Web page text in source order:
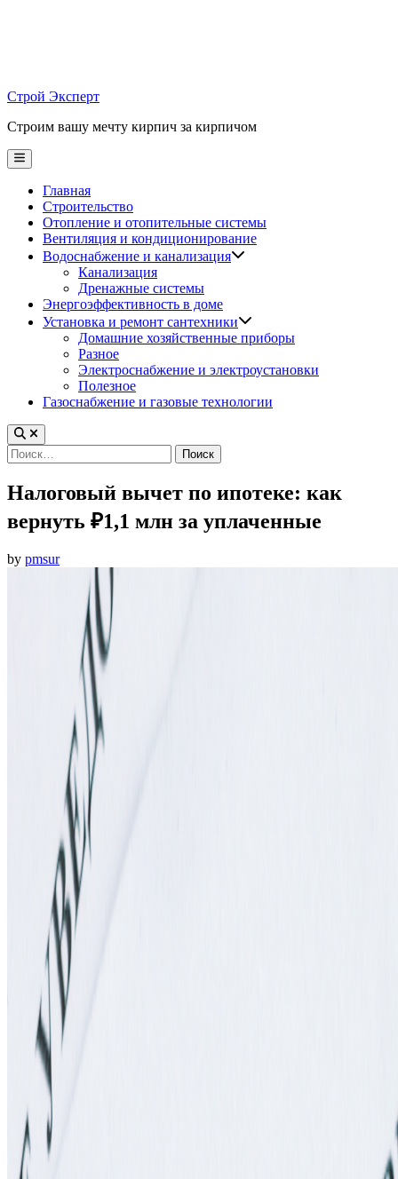
Строй Эксперт
Строим вашу мечту кирпич за кирпичом
Main
Menu
Главная
Строительство
Отопление и отопительные системы
Вентиляция и кондиционирование
Водоснабжение и канализация
Канализация
Дренажные системы
Энергоэффективность в доме
Установка и ремонт сантехники
Домашние хозяйственные приборы
Разное
Электроснабжение и электроустановки
Полезное
Газоснабжение и газовые технологии
Найти:
Налоговый вычет по ипотеке: как
вернуть ₽1,1 млн за уплаченные
by pmsur